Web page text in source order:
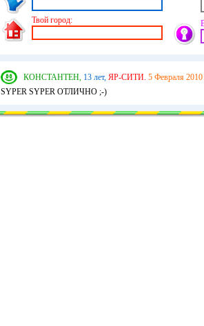
Твой город:
КОНСТАНТЕН, 13 лет, ЯР-СИТИ. 5 Февраля 2010
SYPER SYPER ОТЛИЧНО ;-)